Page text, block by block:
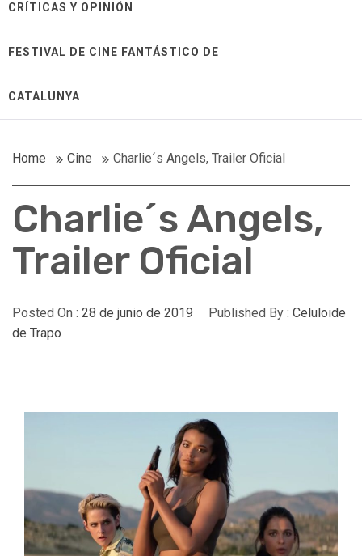
CRÍTICAS Y OPINIÓN
FESTIVAL DE CINE FANTÁSTICO DE
CATALUNYA
Home Cine Charlie´s Angels, Trailer Oficial
Charlie´s Angels,
Trailer Oficial
Posted On : 28 de junio de 2019 Published By : Celuloide
de Trapo